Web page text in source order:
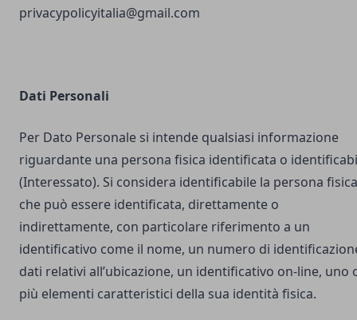
privacypolicyitalia@gmail.com
Dati Personali
Per Dato Personale si intende qualsiasi informazione
riguardante una persona fisica identificata o
(Interessato). Si considera identificabile la persona fisica
che può essere identificata, direttamente o
indirettamente, con particolare riferimento a un
identificativo come il nome, un numero di
dati relativi all’ubicazione, un identificativo on-line, uno
più elementi caratteristici della sua identità fisica.